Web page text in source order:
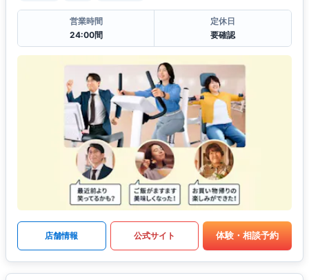
営業時間
24:00間
定休日
要確認
店舗情報 公式サイト 体験・相談予約